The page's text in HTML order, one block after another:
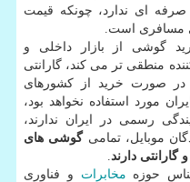
ای ندارد، چونكه قیمت
مسافری است.
گوشی از بازار داخلی و
منطقی تر می كند، گارانتی
صورت خرید از كشورهای
مورد استفاده نخواهد بود،
رسمی در ایران ندارند،
موبایل، تمامیگوشی های
.
حوزه مخابرات و فناوری